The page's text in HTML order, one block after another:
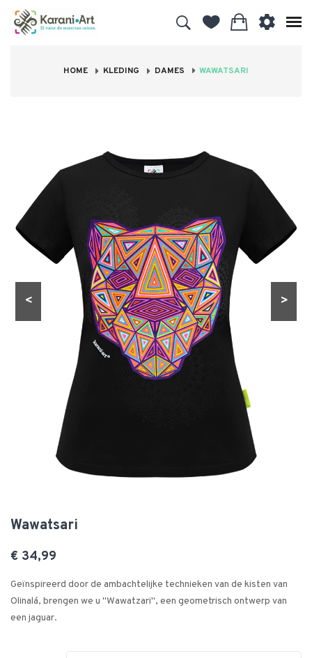
HOME KLEDING DAMES WAWATSARI
>
<
Wawatsari
€ 34,99
Geïnspireerd door de ambachtelijke technieken van de kisten van
Olinalá, brengen we u "Wawatzari", een geometrisch ontwerp van
een jaguar.